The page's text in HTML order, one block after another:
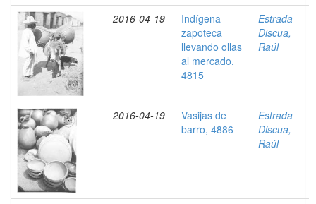
2016-04-19
Indígena
zapoteca
llevando ollas
al mercado,
4815
Estrada
Discua,
Raúl
2016-04-19
Vasijas de
barro, 4886
Estrada
Discua,
Raúl